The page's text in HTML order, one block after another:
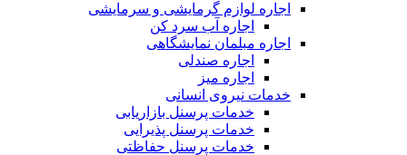
اجاره لوازم گرمایشی و سرمایشی
اجاره آب سرد کن
اجاره مبلمان نمایشگاهی
اجاره صندلی
اجاره میز
خدمات نیروی انسانی
خدمات پرسنل بازاریابی
خدمات پرسنل پذیرایی
خدمات پرسنل حفاظتی